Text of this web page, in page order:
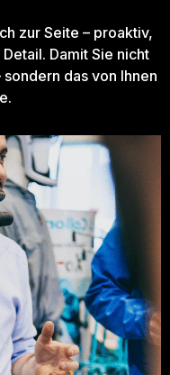
zur Seite – proaktiv,
Damit Sie nicht
das von Ihnen